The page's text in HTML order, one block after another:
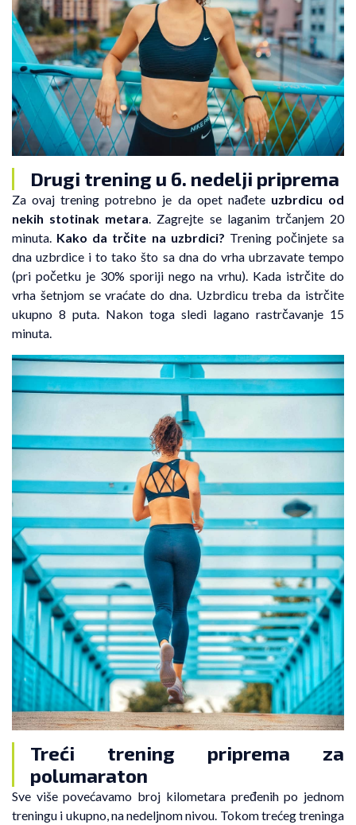
Drugi trening u 6. nedelji priprema
Za ovaj trening potrebno je da opet nađete uzbrdicu od
nekih stotinak metara. Zagrejte se laganim trčanjem 20
minuta. Kako da trčite na uzbrdici? Trening počinjete sa
dna uzbrdice i to tako što sa dna do vrha ubrzavate tempo
(pri početku je 30% sporiji nego na vrhu). Kada istrčite do
vrha šetnjom se vraćate do dna. Uzbrdicu treba da istrčite
ukupno 8 puta. Nakon toga sledi lagano rastrčavanje 15
minuta.
Treći trening priprema za
polumaraton
Sve više povećavamo broj kilometara pređenih po jednom
treningu i ukupno, na nedeljnom nivou. Tokom trećeg treninga